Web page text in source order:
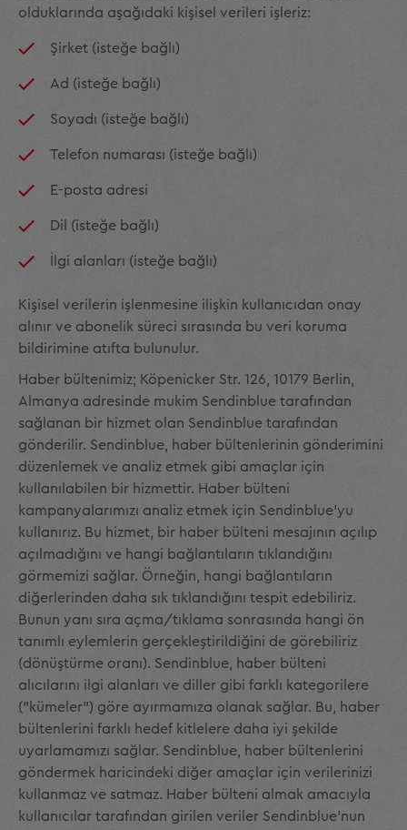
olduklarında aşağıdaki kişisel verileri işleriz:
Şirket (isteğe bağlı)
Ad (isteğe bağlı)
Soyadı (isteğe bağlı)
Telefon numarası (isteğe bağlı)
E-posta adresi
Dil (isteğe bağlı)
İlgi alanları (isteğe bağlı)
Kişisel verilerin işlenmesine ilişkin kullanıcıdan onay
alınır ve abonelik süreci sırasında bu veri koruma
bildirimine atıfta bulunulur.
Haber bültenimiz; Köpenicker Str. 126, 10179 Berlin,
Almanya adresinde mukim Sendinblue tarafından
sağlanan bir hizmet olan Sendinblue tarafından
gönderilir. Sendinblue, haber bültenlerinin gönderimini
düzenlemek ve analiz etmek gibi amaçlar için
kullanılabilen bir hizmettir. Haber bülteni
kampanyalarımızı analiz etmek için Sendinblue'yu
kullanırız. Bu hizmet, bir haber bülteni mesajının açılıp
açılmadığını ve hangi bağlantıların tıklandığını
görmemizi sağlar. Örneğin, hangi bağlantıların
diğerlerinden daha sık tıklandığını tespit edebiliriz.
Bunun yanı sıra açma/tıklama sonrasında hangi ön
tanımlı eylemlerin gerçekleştirildiğini de görebiliriz
(dönüştürme oranı). Sendinblue, haber bülteni
alıcılarını ilgi alanları ve diller gibi farklı kategorilere
("kümeler") göre ayırmamıza olanak sağlar. Bu, haber
bültenlerini farklı hedef kitlelere daha iyi şekilde
uyarlamamızı sağlar. Sendinblue, haber bültenlerini
göndermek haricindeki diğer amaçlar için verilerinizi
kullanmaz ve satmaz. Haber bülteni almak amacıyla
kullanıcılar tarafından girilen veriler Sendinblue'nun